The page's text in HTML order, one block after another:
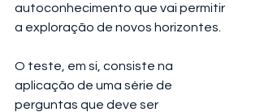
autoconhecimento que vai permitir
a exploração de novos horizontes.
O teste, em si, consiste na
aplicação de uma série de
perguntas que deve ser